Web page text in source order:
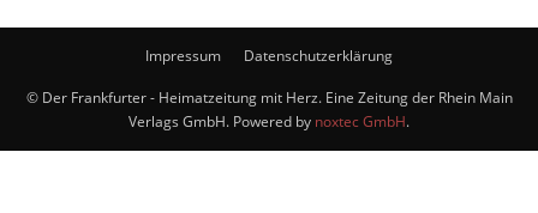
Impressum Datenschutzerklärung
© Der Frankfurter - Heimatzeitung mit Herz. Eine Zeitung der Rhein Main
Verlags GmbH. Powered by noxtec GmbH.